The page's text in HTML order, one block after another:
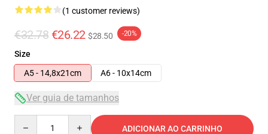
(1 customer reviews)
€32.78 €26.22 $28.50 -20%
Size
A5 - 14,8x21cm
A6 - 10x14cm
Ver guia de tamanhos
ADICIONAR AO CARRINHO